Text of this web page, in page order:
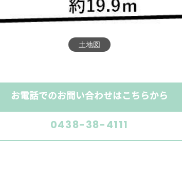
土地図
お電話でのお問い合わせはこちらから
0438-38-4111